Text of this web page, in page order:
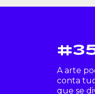
A arte
conta
que se